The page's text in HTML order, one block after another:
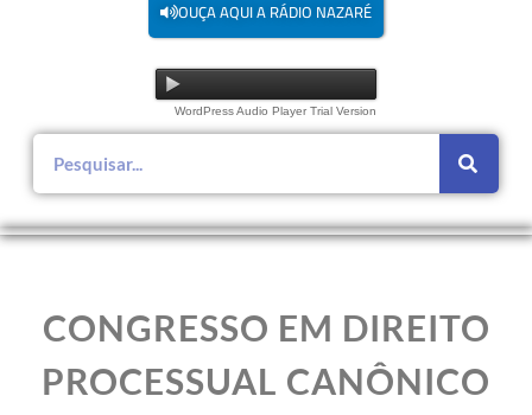
OUÇA AQUI A RÁDIO NAZARÉ
WordPress Audio Player Trial Version
CONGRESSO EM DIREITO
PROCESSUAL CANÔNICO